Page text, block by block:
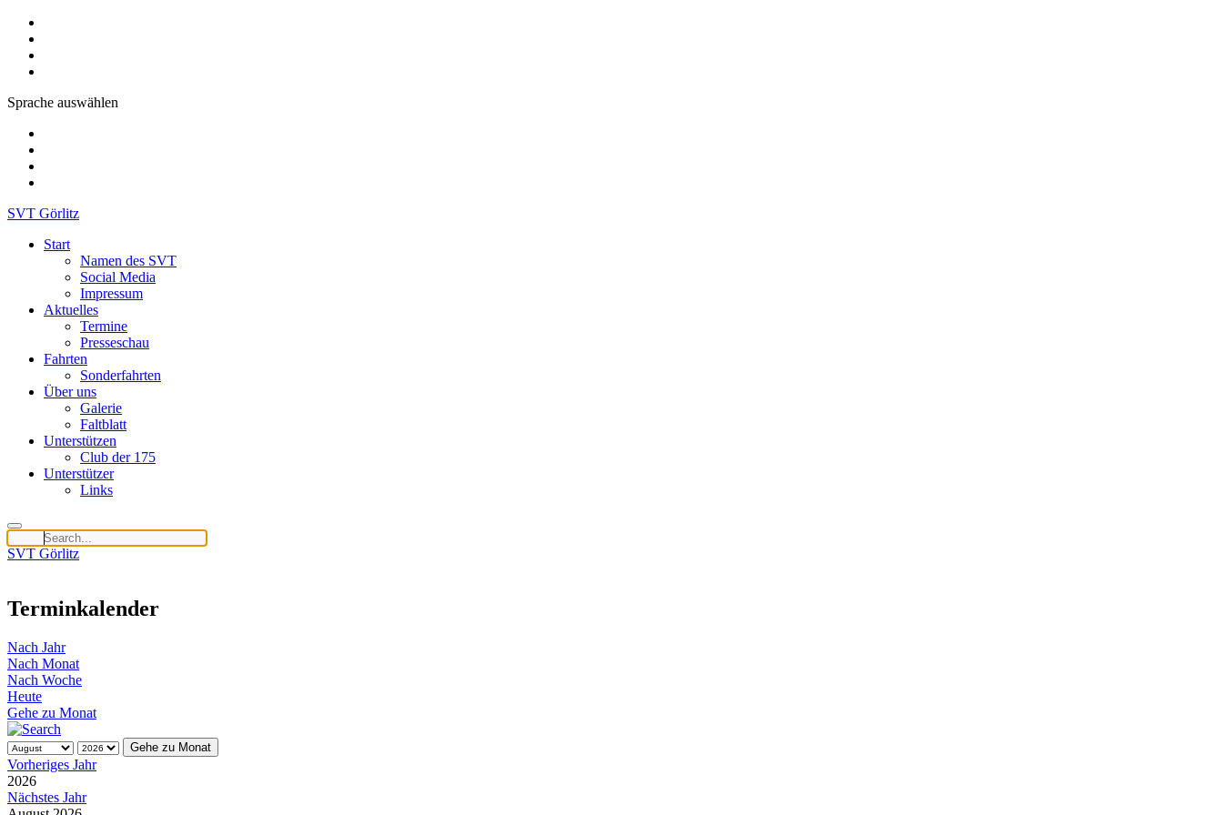
Sprache auswählen
SVT Görlitz
Start
Namen des SVT
Social Media
Impressum
Aktuelles
Termine
Presseschau
Fahrten
Sonderfahrten
Über uns
Galerie
Faltblatt
Unterstützen
Club der 175
Unterstützer
Links
SVT Görlitz
Terminkalender
Nach Jahr
Nach Monat
Nach Woche
Heute
Gehe zu Monat
Gehe zu Monat
Vorheriges Jahr
2026
Nächstes Jahr